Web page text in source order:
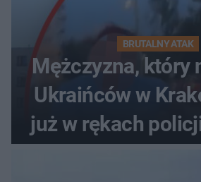
BRUTALNY ATAK
Mężczyzna, który
Ukraińców w
już w rękach
zgłosił